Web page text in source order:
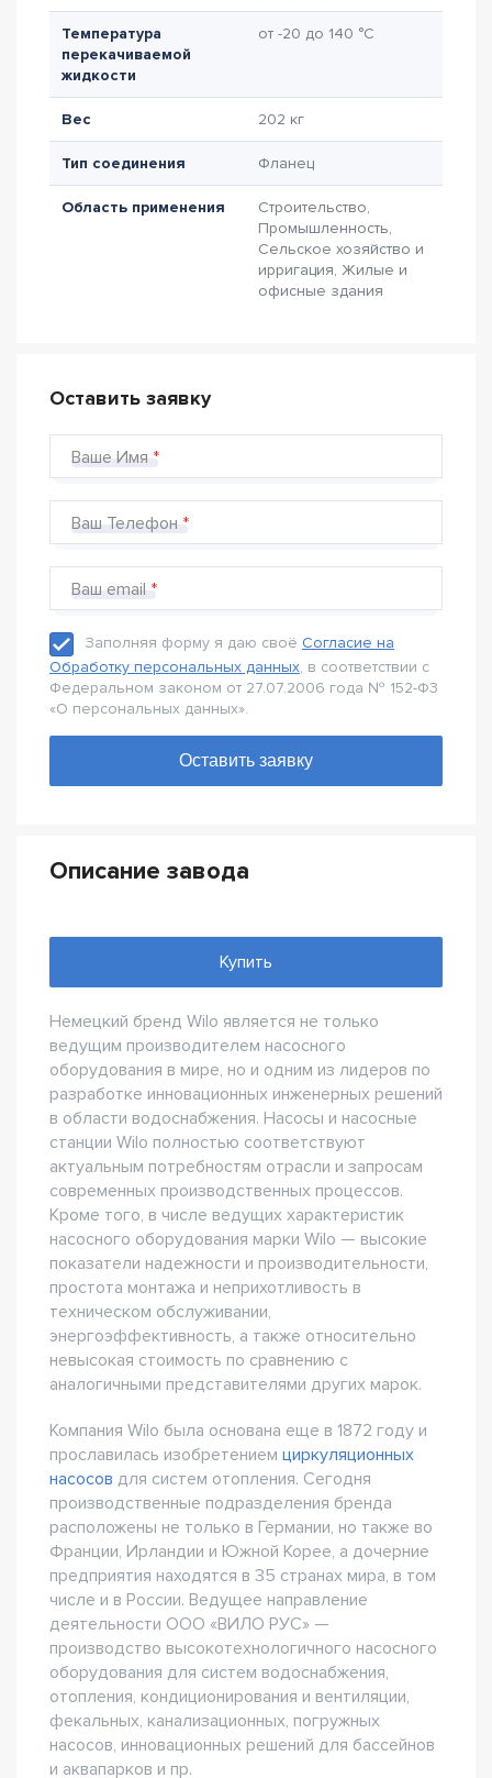
Температура
перекачиваемой
жидкости
от -20 до 140 °C
Вес 202 кг
Тип соединения Фланец
Область применения
Строительство,
Промышленность,
Сельское хозяйство и
ирригация, Жилые и
офисные здания
Оставить заявку
Ваше Имя
Ваш Телефон
Ваш email
Заполняя форму я даю своё Согласие на
Обработку персональных данных, в соответствии с
Федеральном законом от 27.07.2006 года № 152-Ф3
«О персональных данных».
Описание завода
Купить
Немецкий бренд Wilo является не только
ведущим производителем насосного
оборудования в мире, но и одним из лидеров по
разработке инновационных инженерных решений
в области водоснабжения. Насосы и насосные
станции Wilo полностью соответствуют
актуальным потребностям отрасли и запросам
современных производственных процессов.
Кроме того, в числе ведущих характеристик
насосного оборудования марки Wilo — высокие
показатели надежности и производительности,
простота монтажа и неприхотливость в
техническом обслуживании,
энергоэффективность, а также относительно
невысокая стоимость по сравнению с
аналогичными представителями других марок.
Компания Wilo была основана еще в 1872 году и
прославилась изобретением циркуляционных
насосов для систем отопления. Сегодня
производственные подразделения бренда
расположены не только в Германии, но также во
Франции, Ирландии и Южной Корее, а дочерние
предприятия находятся в 35 странах мира, в том
числе и в России. Ведущее направление
деятельности ООО «ВИЛО РУС» —
производство высокотехнологичного насосного
оборудования для систем водоснабжения,
отопления, кондиционирования и вентиляции,
фекальных, канализационных, погружных
насосов, инновационных решений для бассейнов
и аквапарков и пр.